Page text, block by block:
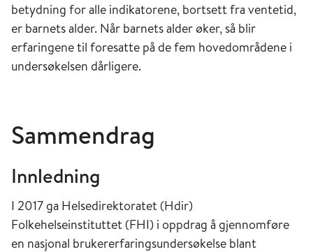
betydning for alle indikatorene, bortsett fra ventetid,
er barnets alder. Når barnets alder øker, så blir
erfaringene til foresatte på de fem hovedområdene i
undersøkelsen dårligere.
Sammendrag
Innledning
I 2017 ga Helsedirektoratet (Hdir)
Folkehelseinstituttet (FHI) i oppdrag å gjennomføre
en nasjonal brukererfaringsundersøkelse blant